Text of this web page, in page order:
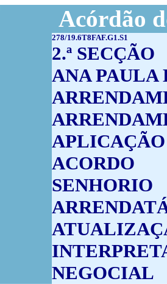
Acórdão
278/19.6T8FAF.G1.S1
2.ª SECÇÃO
ANA PAULA
ACORDO
SENHORIO
NEGOCIAL